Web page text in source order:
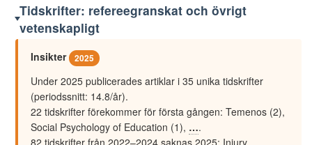
Tidskrifter: refereegranskat och övrigt
vetenskapligt
Insikter 2025
Under 2025 publicerades artiklar i 35 unika tidskrifter
(periodssnitt: 14.8/år).
22 tidskrifter förekommer för första gången: Temenos (2),
Social Psychology of Education (1), ….
82 tidskrifter från 2022–2024 saknas 2025: Injury